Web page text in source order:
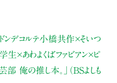
ンデコルテ小橋共作×そいつ
生×あわよくばファビアン×ピ
俺の推し本。」（BSよしも